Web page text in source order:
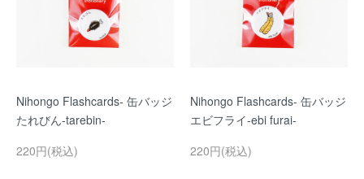
Nihongo Flashcards- 缶バッジ
たれびん-tarebin-
220円(税込)
Nihongo Flashcards- 缶バッジ
エビフライ-ebi furai-
220円(税込)